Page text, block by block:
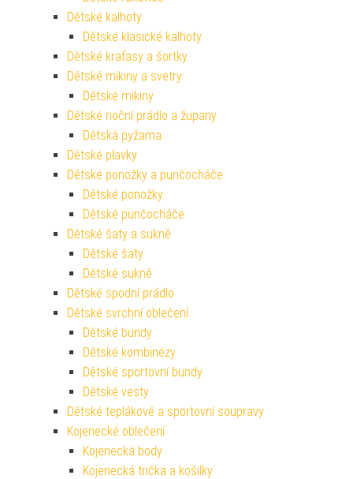
Dětské kalhoty
Dětské klasické kalhoty
Dětské kraťasy a šortky
Dětské mikiny a svetry
Dětské mikiny
Dětské noční prádlo a župany
Dětská pyžama
Dětské plavky
Dětské ponožky a punčocháče
Dětské ponožky
Dětské punčocháče
Dětské šaty a sukně
Dětské šaty
Dětské sukně
Dětské spodní prádlo
Dětské svrchní oblečení
Dětské bundy
Dětské kombinézy
Dětské sportovní bundy
Dětské vesty
Dětské teplákové a sportovní soupravy
Kojenecké oblečení
Kojenecká body
Kojenecká trička a košilky